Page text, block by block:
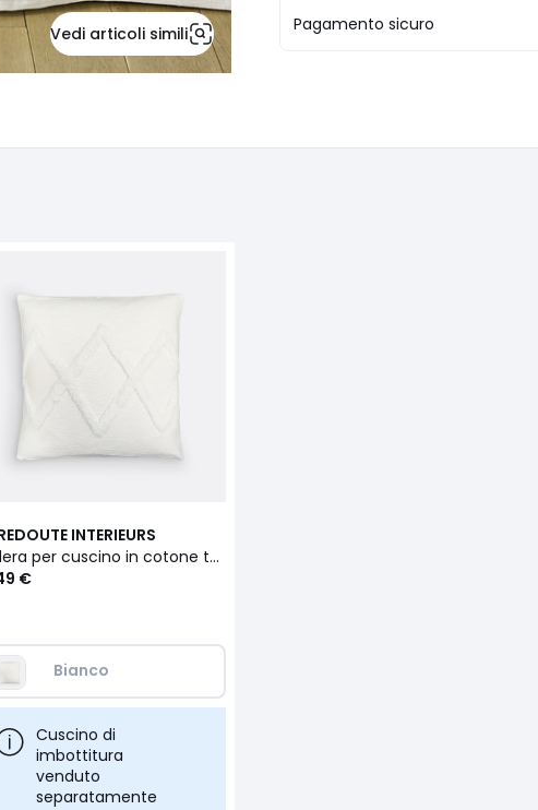
Vedi articoli simili Pagamento sicuro
INTERIEURS
Federa per cuscino in cotone tufté 65x65cm, Assa
€
Bianco
Cuscino di
imbottitura
venduto
separatamente